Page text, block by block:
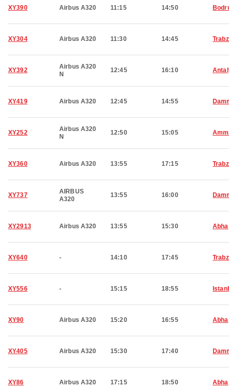
XY390 Airbus A320 11:15 14:50
XY304 Airbus A320 11:30 14:45
XY392
Airbus A320
N
12:45 16:10
XY419 Airbus A320 12:45 14:55
XY252
Airbus A320
N
12:50 15:05
XY360 Airbus A320 13:55 17:15
XY737
AIRBUS
A320
13:55 16:00
XY2913 Airbus A320 13:55 15:30 Abha
XY640 - 14:10 17:45
XY556 - 15:15 18:55
XY90 Airbus A320 15:20 16:55 Abha
XY405 Airbus A320 15:30 17:40
XY86 Airbus A320 17:15 18:50 Abha